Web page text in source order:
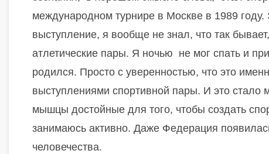
международном турнире в Москве в 1989
выступление, я вообще не знал, что так
атлетические пары. Я ночью не мог спать и
родился. Просто с уверенностью, что это
выступлениями спортивной пары. И это стало
мышцы достойные для того, чтобы создать
занимаюсь активно. Даже Федерация
человечества.